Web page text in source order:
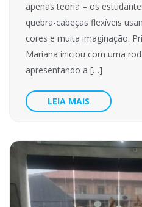
apenas teoria – os
quebra-cabeças flexíveis
cores e muita imaginação.
Mariana iniciou com uma
apresentando a […]
LEIA MAIS